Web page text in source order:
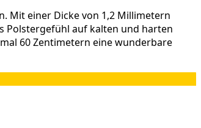
Mit einer Dicke von 1,2 Millimetern
Polstergefühl auf kalten und harten
60 Zentimetern eine wunderbare